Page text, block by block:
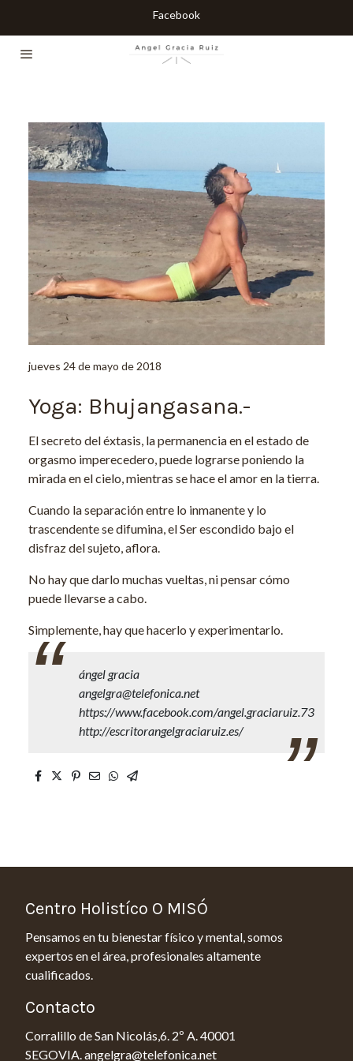
Facebook
jueves 24 de mayo de 2018
Yoga: Bhujangasana.-
El secreto del éxtasis, la permanencia en el estado de
orgasmo imperecedero, puede lograrse poniendo la
mirada en el cielo, mientras se hace el amor en la tierra.
Cuando la separación entre lo inmanente y lo
trascendente se difumina, el Ser escondido bajo el
disfraz del sujeto, aflora.
No hay que darlo muchas vueltas, ni pensar cómo
puede llevarse a cabo.
Simplemente, hay que hacerlo y experimentarlo.
ángel gracia
angelgra@telefonica.net
https://www.facebook.com/angel.graciaruiz.73
http://escritorangelgraciaruiz.es/
Centro Holistíco O MISÓ
Pensamos en tu bienestar físico y mental, somos
expertos en el área, profesionales altamente
cualificados.
Contacto
Corralillo de San Nicolás,6. 2º A. 40001
SEGOVIA. angelgra@telefonica.net